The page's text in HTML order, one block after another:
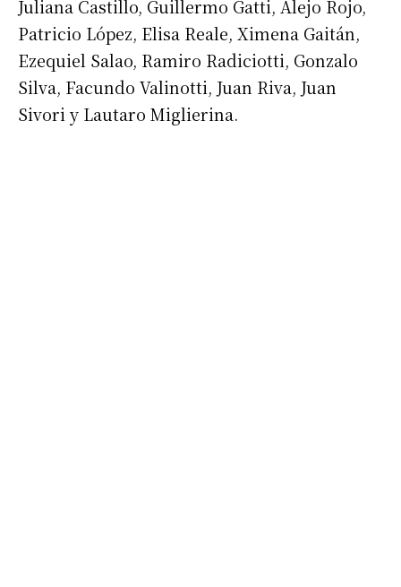
Suscribirme gratis
Juliana Castillo, Guillermo Gatti, Alejo Rojo,
Patricio López, Elisa Reale, Ximena Gaitán,
Ezequiel Salao, Ramiro Radiciotti, Gonzalo
Silva, Facundo Valinotti, Juan Riva, Juan
Sivori y Lautaro Miglierina.